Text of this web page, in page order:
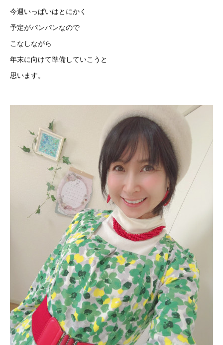
今週いっぱいはとにかく
予定がパンパンなので
こなしながら
年末に向けて準備していこうと
思います。